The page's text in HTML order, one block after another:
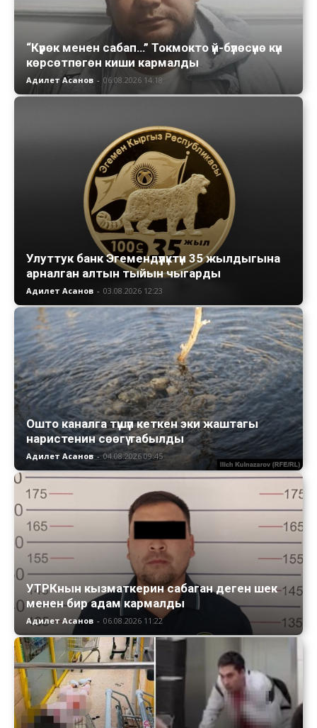
“Күрөк менен сабап…” Токмокто үй-бүлөсүнө күн
көрсөтпөгөн киши кармалды
Адилет Асанов - 06.08.2026 14:18
Улуттук банк Эгемендүүлүктүн 35 жылдыгына
арналган алтын тыйын чыгарды
Адилет Асанов - 03.08.2026 12:23
Ошто каналга түшүп кеткен эки жаштагы
наристенин сөөгү табылды
Адилет Асанов - 04.08.2026 09:45
УТРКнын кызматкерин сабаган деген шек
менен бир адам кармалды
Адилет Асанов - 06.08.2026 11:22